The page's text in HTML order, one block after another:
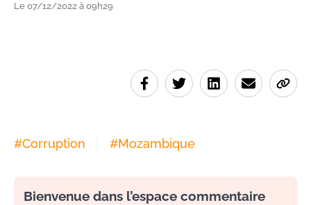
Le 07/12/2022 à 09h29
#Corruption #Mozambique
Bienvenue dans l’espace commentaire